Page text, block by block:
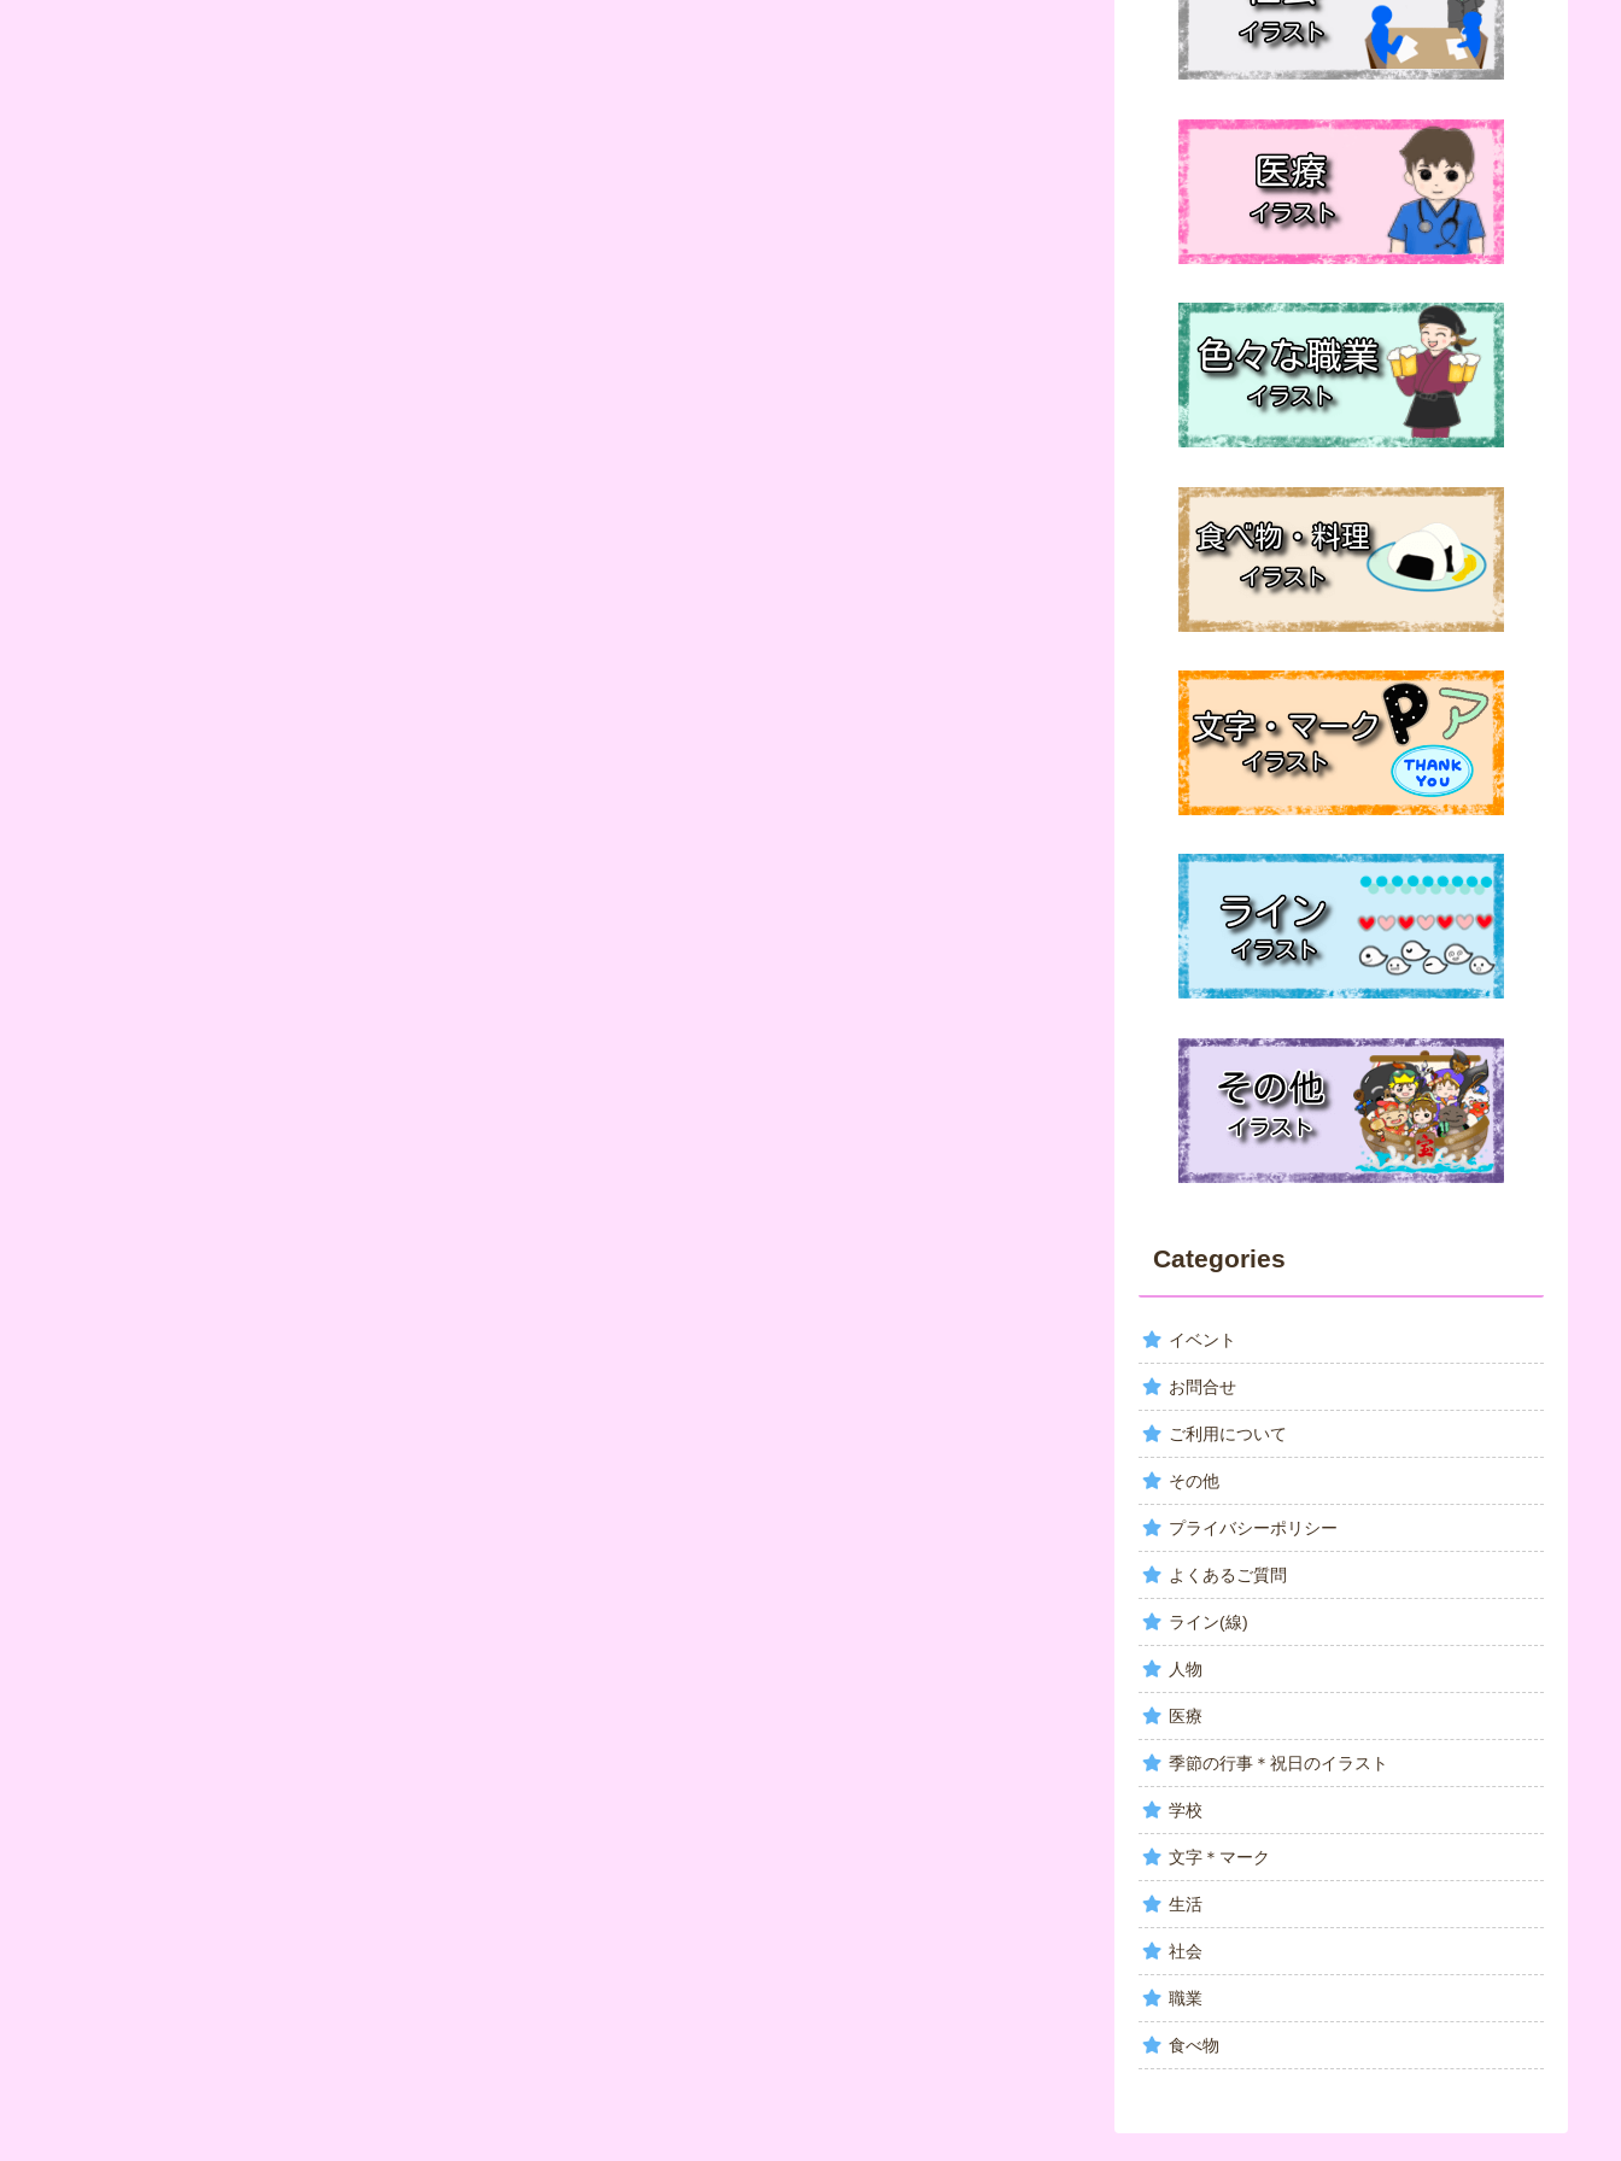
Categories
イベント
お問合せ
ご利用について
その他
プライバシーポリシー
よくあるご質問
ライン(線)
人物
医療
季節の行事＊祝日のイラスト
学校
文字＊マーク
生活
社会
職業
食べ物